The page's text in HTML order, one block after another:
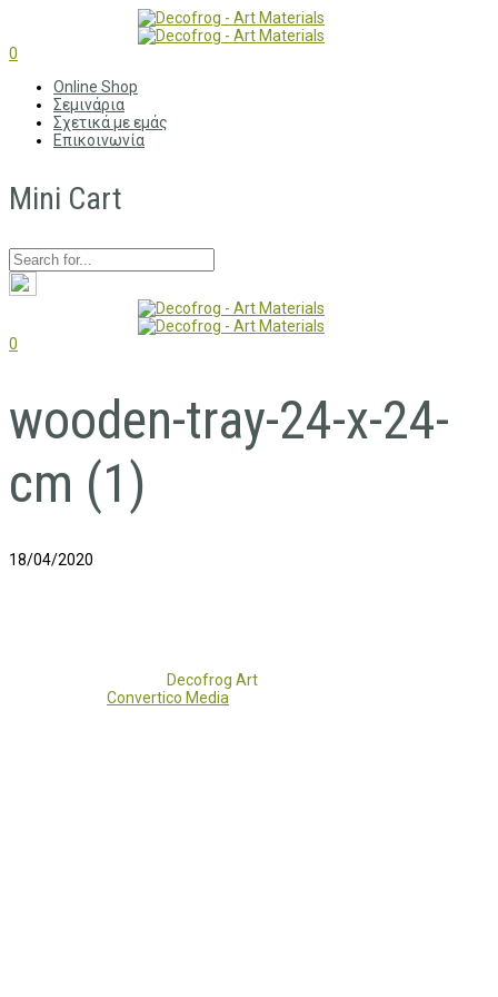
0
Online Shop
Σεμινάρια
Σχετικά με εμάς
Επικοινωνία
Mini Cart
0
wooden-tray-24-x-24-
cm (1)
18/04/2020
Decofrog Art
Convertico Media